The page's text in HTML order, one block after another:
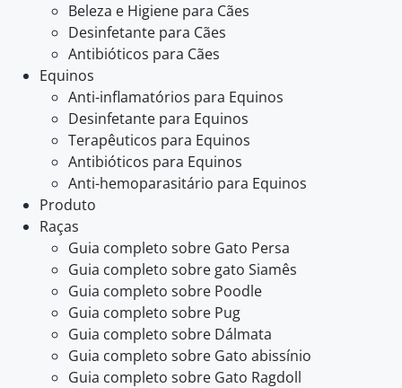
Beleza e Higiene para Cães
Desinfetante para Cães
Antibióticos para Cães
Equinos
Anti-inflamatórios para Equinos
Desinfetante para Equinos
Terapêuticos para Equinos
Antibióticos para Equinos
Anti-hemoparasitário para Equinos
Produto
Raças
Guia completo sobre Gato Persa
Guia completo sobre gato Siamês
Guia completo sobre Poodle
Guia completo sobre Pug
Guia completo sobre Dálmata
Guia completo sobre Gato abissínio
Guia completo sobre Gato Ragdoll